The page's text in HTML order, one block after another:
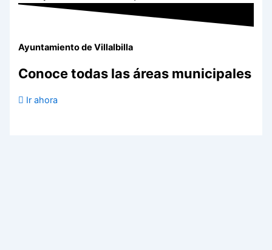
Ayuntamiento de Villalbilla
Conoce todas las áreas municipales
Ir ahora